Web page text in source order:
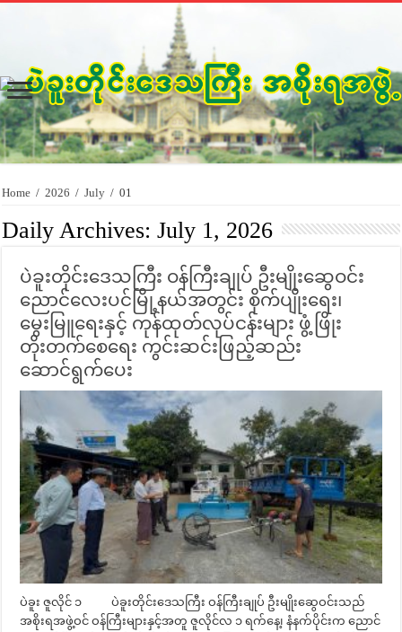
Home / 2026 / July / 01
Daily Archives:July 1, 2026
ပဲခူးတိုင်းဒေသကြီး ဝန်ကြီးချုပ် ဦးမျိုးဆွေဝင်း
ညောင်လေးပင်မြို့နယ်အတွင်း စိုက်ပျိုးရေး၊
မွေးမြူရေးနှင့် ကုန်ထုတ်လုပ်ငန်းများ ဖွံ့ဖြိုး
တိုးတက်စေရေး ကွင်းဆင်းဖြည့်ဆည်း
ဆောင်ရွက်ပေး
ပဲခူး ဇူလိုင် ၁ ပဲခူးတိုင်းဒေသကြီး ဝန်ကြီးချုပ် ဦးမျိုးဆွေဝင်းသည်
အစိုးရအဖွဲ့ဝင် ဝန်ကြီးများနှင့်အတူ ဇူလိုင်လ ၁ ရက်နေ့၊ နံနက်ပိုင်းက ညောင်